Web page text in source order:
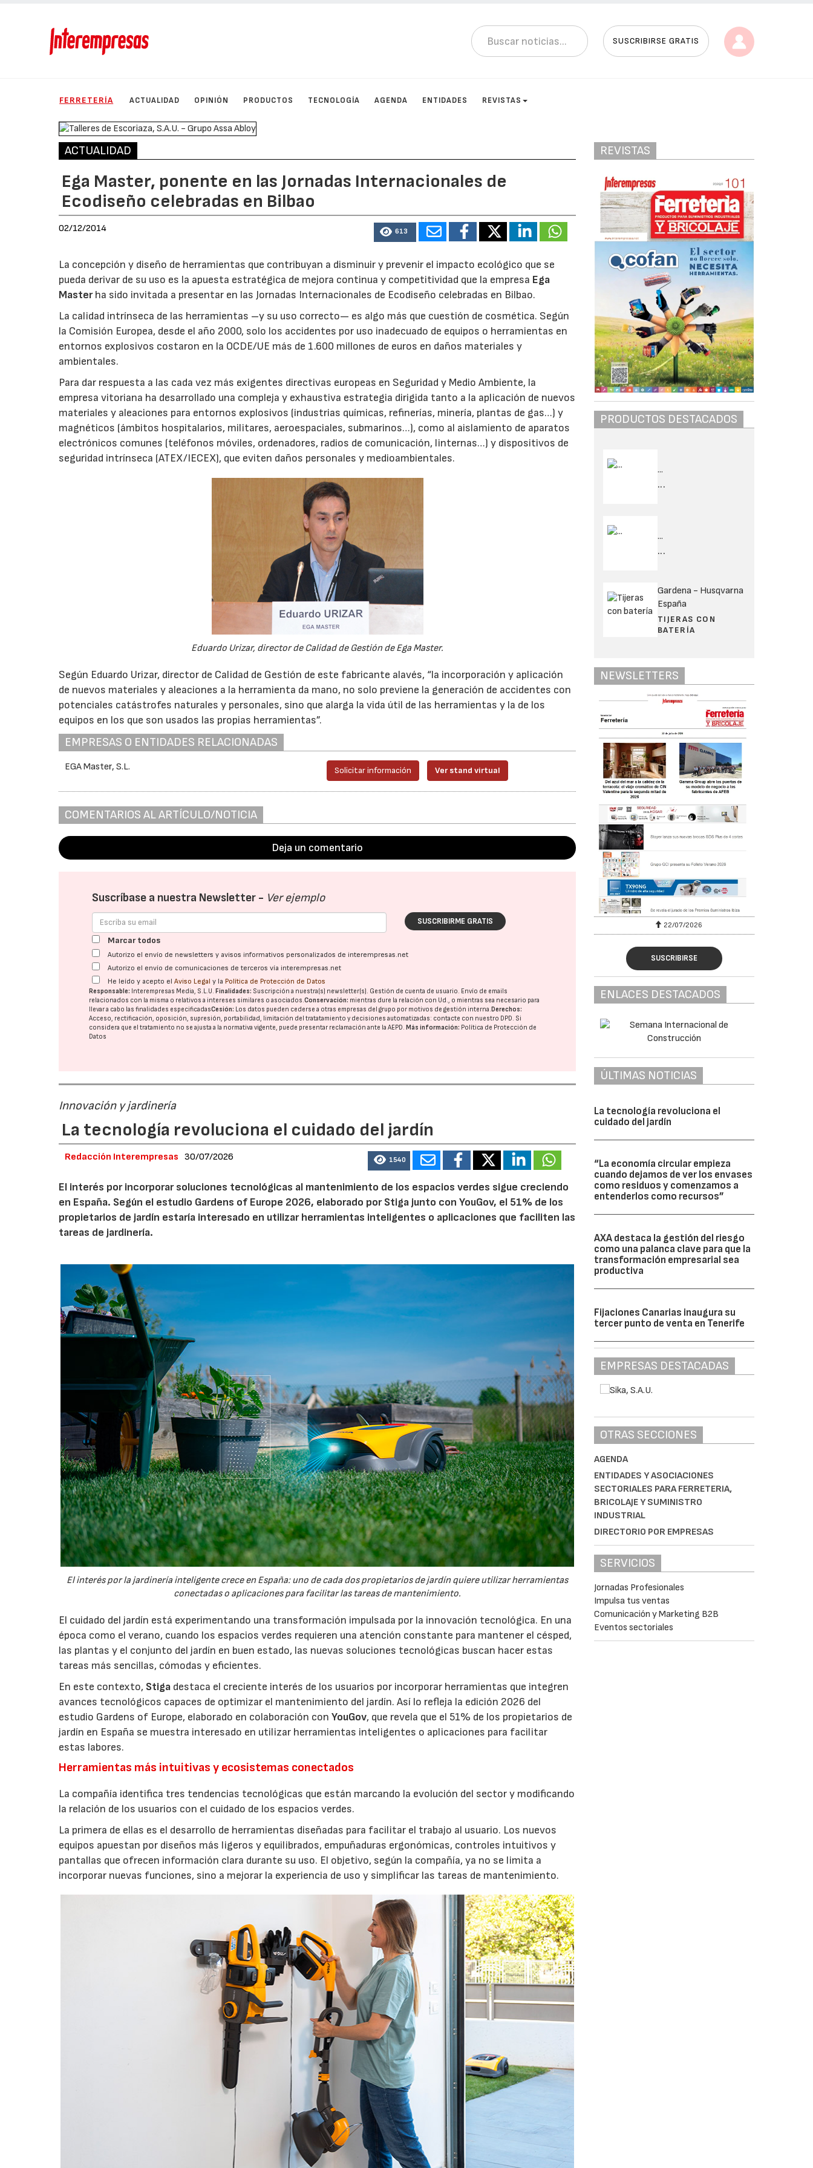
SUSCRIBIRSE GRATIS
FERRETERÍA ACTUALIDAD OPINIÓN PRODUCTOS TECNOLOGÍA AGENDA ENTIDADES REVISTAS
ACTUALIDAD
Ega Master, ponente en las Jornadas Internacionales de
Ecodiseño celebradas en Bilbao
02/12/2014 613
La concepción y diseño de herramientas que contribuyan a disminuir y prevenir el impacto ecológico que se
pueda derivar de su uso es la apuesta estratégica de mejora continua y competitividad que la empresa Ega
Masterha sido invitada a presentar en las Jornadas Internacionales de Ecodiseño celebradas en Bilbao.
La calidad intrínseca de las herramientas –y su uso correcto— es algo más que cuestión de cosmética. Según
la Comisión Europea, desde el año 2000, solo los accidentes por uso inadecuado de equipos o herramientas en
entornos explosivos costaron en la OCDE/UE más de 1.600 millones de euros en daños materiales y
ambientales.
Para dar respuesta a las cada vez más exigentes directivas europeas en Seguridad y Medio Ambiente, la
empresa vitoriana ha desarrollado una compleja y exhaustiva estrategia dirigida tanto a la aplicación de nuevos
materiales y aleaciones para entornos explosivos (industrias químicas, refinerías, minería, plantas de gas…) y
magnéticos (ámbitos hospitalarios, militares, aeroespaciales, submarinos…), como al aislamiento de aparatos
electrónicos comunes (teléfonos móviles, ordenadores, radios de comunicación, linternas…) y dispositivos de
seguridad intrínseca (ATEX/IECEX), que eviten daños personales y medioambientales.
Eduardo Urizar, director de Calidad de Gestión de Ega Master.
Según Eduardo Urizar, director de Calidad de Gestión de este fabricante alavés, “la incorporación y aplicación
de nuevos materiales y aleaciones a la herramienta da mano, no solo previene la generación de accidentes con
potenciales catástrofes naturales y personales, sino que alarga la vida útil de las herramientas y la de los
equipos en los que son usados las propias herramientas”.
EMPRESAS O ENTIDADES RELACIONADAS
EGA Master, S.L. Solicitar información Ver stand virtual
COMENTARIOS AL ARTÍCULO/NOTICIA
Deja un comentario
Suscríbase a nuestra Newsletter - Ver ejemplo
SUSCRIBIRME GRATIS
Marcar todos
Autorizo el envío de newsletters y avisos informativos personalizados de interempresas.net
Autorizo el envío de comunicaciones de terceros vía interempresas.net
He leído y acepto elAviso Legal y la Política de Protección de Datos
Responsable: Interempresas Media, S.L.U.Finalidades: Suscripción a nuestra(s) newsletter(s). Gestión de cuenta de usuario. Envío de emails
relacionados con la misma o relativos a intereses similares o asociados.Conservación: mientras dure la relación con Ud., o mientras sea necesario para
llevar a cabo las finalidades especificadasCesión: Los datos pueden cederse a otras empresas del grupo por motivos de gestión interna.Derechos:
Acceso, rectificación, oposición, supresión, portabilidad, limitación del tratatamiento y decisiones automatizadas: contacte con nuestro DPD. Si
considera que el tratamiento no se ajusta a la normativa vigente, puede presentar reclamación ante laAEPD.Más información: Política de Protección de
Datos
Innovación y jardinería
La tecnología revoluciona el cuidado del jardín
Redacción Interempresas 30/07/2026 1540
El interés por incorporar soluciones tecnológicas al mantenimiento de los espacios verdes sigue creciendo
en España. Según el estudio Gardens of Europe 2026, elaborado por Stiga junto con YouGov, el 51% de los
propietarios de jardín estaría interesado en utilizar herramientas inteligentes o aplicaciones que faciliten las
tareas de jardinería.
El interés por la jardinería inteligente crece en España: uno de cada dos propietarios de jardín quiere utilizar herramientas
conectadas o aplicaciones para facilitar las tareas de mantenimiento.
El cuidado del jardín está experimentando una transformación impulsada por la innovación tecnológica. En una
época como el verano, cuando los espacios verdes requieren una atención constante para mantener el césped,
las plantas y el conjunto del jardín en buen estado, las nuevas soluciones tecnológicas buscan hacer estas
tareas más sencillas, cómodas y eficientes.
En este contexto, Stiga destaca el creciente interés de los usuarios por incorporar herramientas que integren
avances tecnológicos capaces de optimizar el mantenimiento del jardín. Así lo refleja la edición 2026 del
estudio Gardens of Europe, elaborado en colaboración conYouGov, que revela que el 51% de los propietarios de
jardín en España se muestra interesado en utilizar herramientas inteligentes o aplicaciones para facilitar
estas labores.
Herramientas más intuitivas y ecosistemas conectados
La compañía identifica tres tendencias tecnológicas que están marcando la evolución del sector y modificando
la relación de los usuarios con el cuidado de los espacios verdes.
La primera de ellas es el desarrollo de herramientas diseñadas para facilitar el trabajo al usuario. Los nuevos
equipos apuestan por diseños más ligeros y equilibrados, empuñaduras ergonómicas, controles intuitivos y
pantallas que ofrecen información clara durante su uso. El objetivo, según la compañía, ya no se limita a
incorporar nuevas funciones, sino a mejorar la experiencia de uso y simplificar las tareas de mantenimiento.
REVISTAS
PRODUCTOS DESTACADOS
...
...
...
...
Gardena - Husqvarna
España
TIJERAS CON
BATERÍA
NEWSLETTERS
29/07/2026 22/07/2026
SUSCRIBIRSE
ENLACES DESTACADOS
ÚLTIMAS NOTICIAS
La tecnología revoluciona el
cuidado del jardín
“La economía circular empieza
cuando dejamos de ver los envases
como residuos y comenzamos a
entenderlos como recursos”
AXA destaca la gestión del riesgo
como una palanca clave para que la
transformación empresarial sea
productiva
Fijaciones Canarias inaugura su
tercer punto de venta en Tenerife
EMPRESAS DESTACADAS
OTRAS SECCIONES
AGENDA
ENTIDADES Y ASOCIACIONES
SECTORIALES PARA FERRETERIA,
BRICOLAJE Y SUMINISTRO
INDUSTRIAL
DIRECTORIO POR EMPRESAS
SERVICIOS
Jornadas Profesionales
Impulsa tus ventas
Comunicación y Marketing B2B
Eventos sectoriales